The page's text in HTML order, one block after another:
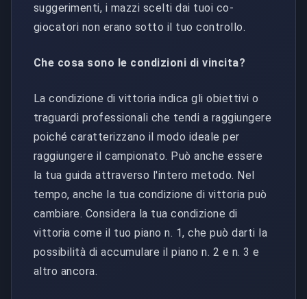
suggerimenti, i mazzi scelti dai tuoi co-
giocatori non erano sotto il tuo controllo.
Che cosa sono le condizioni di vincita?
La condizione di vittoria indica gli obiettivi o
traguardi professionali che tendi a raggiungere
poiché caratterizzano il modo ideale per
raggiungere il campionato. Può anche essere
la tua guida attraverso l'intero metodo. Nel
tempo, anche la tua condizione di vittoria può
cambiare. Considera la tua condizione di
vittoria come il tuo piano n. 1, che può darti la
possibilità di accumulare il piano n. 2 e n. 3 e
altro ancora.